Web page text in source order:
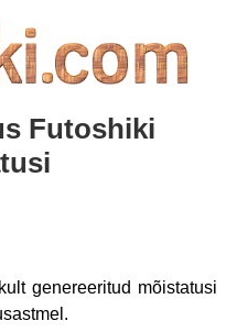
Futoshiki
genereeritud mõistatusi